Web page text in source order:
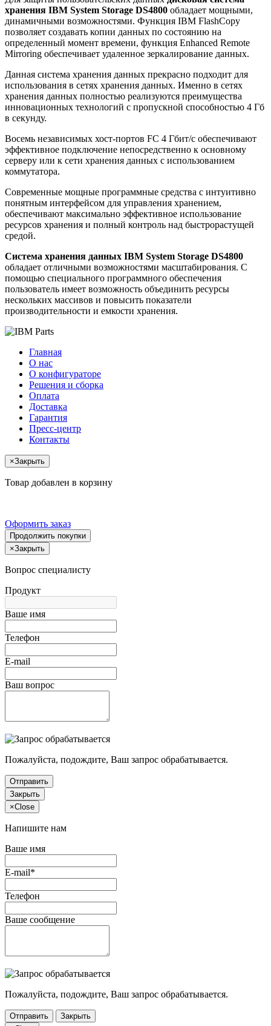
хранения IBM System Storage DS4800 обладает мощными,
динамичными возможностями. Функция IBM FlashCopy
позволяет создавать копии данных по состоянию на
определенный момент времени, функция Enhanced Remote
Mirroring обеспечивает удаленное зеркалирование данных.
Данная система хранения данных прекрасно подходит для
использования в сетях хранения данных. Именно в сетях
хранения данных полностью реализуются преимущества
инновационных технологий с пропускной способностью 4 Гб
в секунду.
Восемь независимых хост-портов FC 4 Гбит/с обеспечивают
эффективное подключение непосредственно к основному
серверу или к сети хранения данных с использованием
коммутатора.
Современные мощные программные средства с интуитивно
понятным интерфейсом для управления хранением,
обеспечивают максимально эффективное использование
ресурсов хранения и полный контроль над быстрорастущей
средой.
Система хранения данных IBM System Storage DS4800
обладает отличными возможностями масштабирования. С
помощью специального программного обеспечения
пользователь имеет возможность объединить ресурсы
нескольких массивов и повысить показатели
производительности и емкости хранения.
Главная
О нас
О конфигураторе
Решения и сборка
Оплата
Доставка
Гарантия
Пресс-центр
Контакты
×Закрыть
Товар добавлен в корзину
Оформить заказ
Продолжить покупки
×Закрыть
Вопрос специалисту
Продукт
Ваше имя
Телефон
E-mail
Ваш вопрос
Пожалуйста, подождите, Ваш запрос обрабатывается.
Отправить
Закрыть
×Close
Напишите нам
Ваше имя
E-mail*
Телефон
Ваше сообщение
Пожалуйста, подождите, Ваш запрос обрабатывается.
Отправить
Закрыть